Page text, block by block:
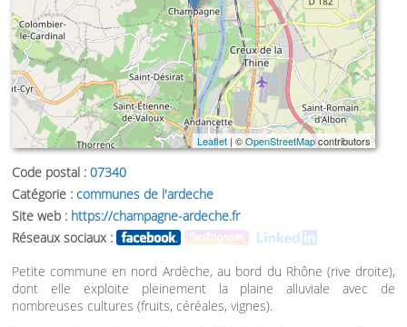
Leaflet| ©OpenStreetMapcontributors
Code postal : 07340
Catégorie : communes de l'ardeche
Site web : https://champagne-ardeche.fr
Réseaux sociaux :
Petite commune en nord Ardèche, au bord du Rhône (rive droite),
dont elle exploite pleinement la plaine alluviale avec de
nombreuses cultures (fruits, céréales, vignes).